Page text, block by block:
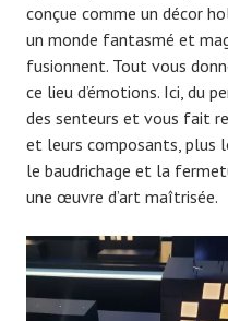
conçue comme un décor
un monde fantasmé et
fusionnent. Tout vous
ce lieu d’émotions. Ici, du
des senteurs et vous fait
et leurs composants, plus
le baudrichage et la
une œuvre d’art maîtrisée.